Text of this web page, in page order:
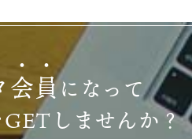
会員になって
しませんか？